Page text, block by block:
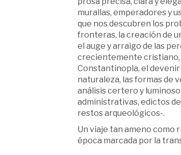
murallas, emperadores y
que nos descubren los
fronteras, la creación de
el auge y arraigo de las
crecientemente cristiano,
Constantinopla, el devenir
naturaleza, las formas de
análisis certero y
administrativas, edictos
restos arqueológicos-.
Un viaje tan ameno como
época marcada por la